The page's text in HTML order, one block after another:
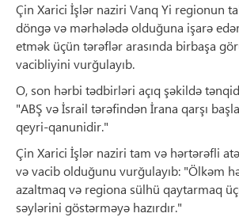
Çin Xarici İşlər naziri Vanq Yi regionun
döngə və mərhələdə olduğuna işarə
etmək üçün tərəflər arasında birbaşa
vacibliyini vurğulayıb.
O, son hərbi tədbirləri açıq şəkildə
"ABŞ və İsrail tərəfindən İrana qarşı
qeyri-qanunidir."
Çin Xarici İşlər naziri tam və hərtərəfli
və vacib olduğunu vurğulayıb: "Ölkəm
azaltmaq və regiona sülhü qaytarmaq
səylərini göstərməyə hazırdır."